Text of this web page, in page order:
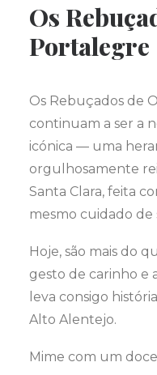
Os
Portalegre
Os Rebuçados de
continuam a ser a
icónica — uma
orgulhosamente
Santa Clara, feita
mesmo cuidado de
Hoje, são mais do
gesto de carinho e
leva consigo
Alto Alentejo.
Mime com um